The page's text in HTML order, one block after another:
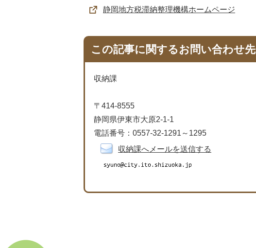
静岡地方税滞納整理機構ホームページ
この記事に関するお問い合わせ先
収納課
〒414-8555
静岡県伊東市大原2-1-1
電話番号：0557-32-1291～1295
収納課へメールを送信する